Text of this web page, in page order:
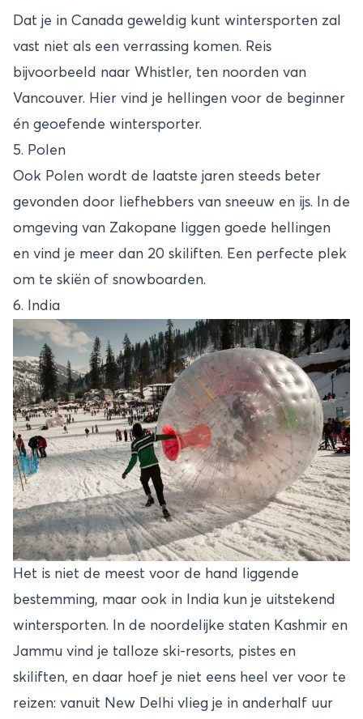
Dat je in Canada geweldig kunt wintersporten zal
vast niet als een verrassing komen. Reis
bijvoorbeeld naar Whistler, ten noorden van
Vancouver. Hier vind je hellingen voor de beginner
én geoefende wintersporter.
5. Polen
Ook Polen wordt de laatste jaren steeds beter
gevonden door liefhebbers van sneeuw en ijs. In de
omgeving van Zakopane liggen goede hellingen
en vind je meer dan 20 skiliften. Een perfecte plek
om te skiën of snowboarden.
6. India
Het is niet de meest voor de hand liggende
bestemming, maar ook in India kun je uitstekend
wintersporten. In de noordelijke staten Kashmir en
Jammu vind je talloze ski-resorts, pistes en
skiliften, en daar hoef je niet eens heel ver voor te
reizen: vanuit New Delhi vlieg je in anderhalf uur